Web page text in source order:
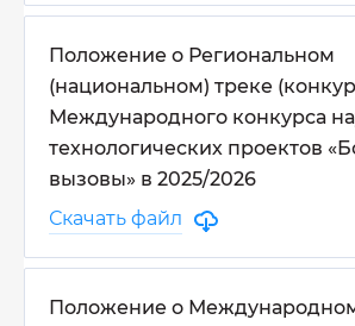
Положение о Региональном
(национальном) треке
Международного конкурса
технологических проектов
вызовы» в 2025/2026
Скачать файл
Положение о